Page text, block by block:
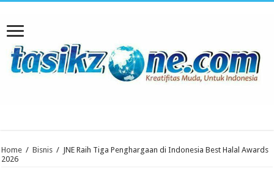
Home / Bisnis / JNE Raih Tiga Penghargaan di Indonesia Best Halal Awards
2026